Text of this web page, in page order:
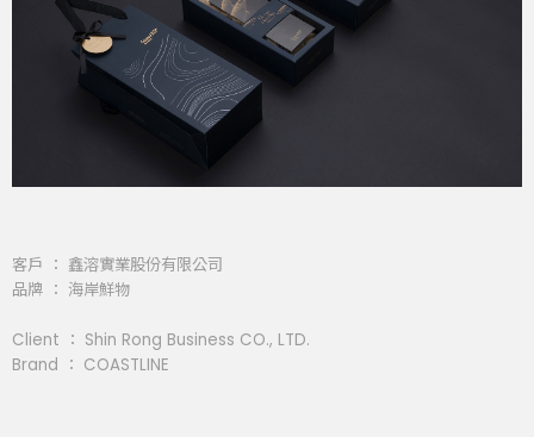
客戶 ： 鑫溶實業股份有限公司
品牌 ： 海岸鮮物
Client ： Shin Rong Business CO., LTD.
Brand ： COASTLINE